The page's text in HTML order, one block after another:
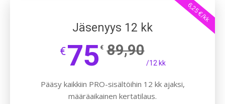
6,25 €/kk
Jäsenyys 12 kk
€75 € 89,90
/12 kk
Pääsy kaikkiin PRO-sisältöihin 12 kk ajaksi,
määräaikainen kertatilaus.